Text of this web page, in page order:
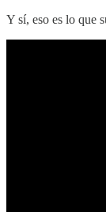
Y sí, eso es lo que